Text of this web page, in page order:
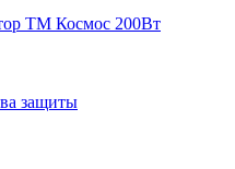
ТМ Космос 200Вт
защиты